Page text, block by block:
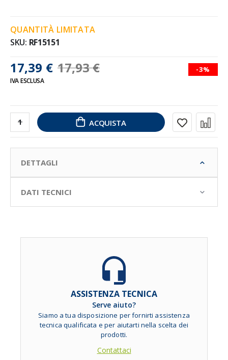
17,39 € 17,93 € -3%
IVA ESCLUSA
QUANTITÀ LIMITATA
SKU RF15151
ACQUISTA
DETTAGLI
DATI TECNICI
ASSISTENZA TECNICA
Serve aiuto?
Siamo a tua disposizione per fornirti assistenza
tecnica qualificata e per aiutarti nella scelta dei
prodotti.
Contattaci